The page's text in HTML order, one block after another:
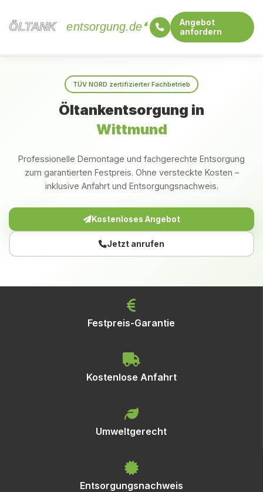
ÖLTANK
ÖLTANK entsorgung.de
Angebot
anfordern
TÜV NORD zertifizierter Fachbetrieb
Öltankentsorgung in
Wittmund
Professionelle Demontage und fachgerechte Entsorgung
zum garantierten Festpreis. Ohne versteckte Kosten –
inklusive Anfahrt und Entsorgungsnachweis.
Kostenloses Angebot
Jetzt anrufen
Festpreis-Garantie
Kostenlose Anfahrt
Umweltgerecht
Entsorgungsnachweis